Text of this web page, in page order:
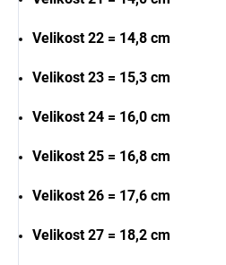
Velikost 22 = 14,8 cm
Velikost 23 = 15,3 cm
Velikost 24 = 16,0 cm
Velikost 25 = 16,8 cm
Velikost 26 = 17,6 cm
Velikost 27 = 18,2 cm